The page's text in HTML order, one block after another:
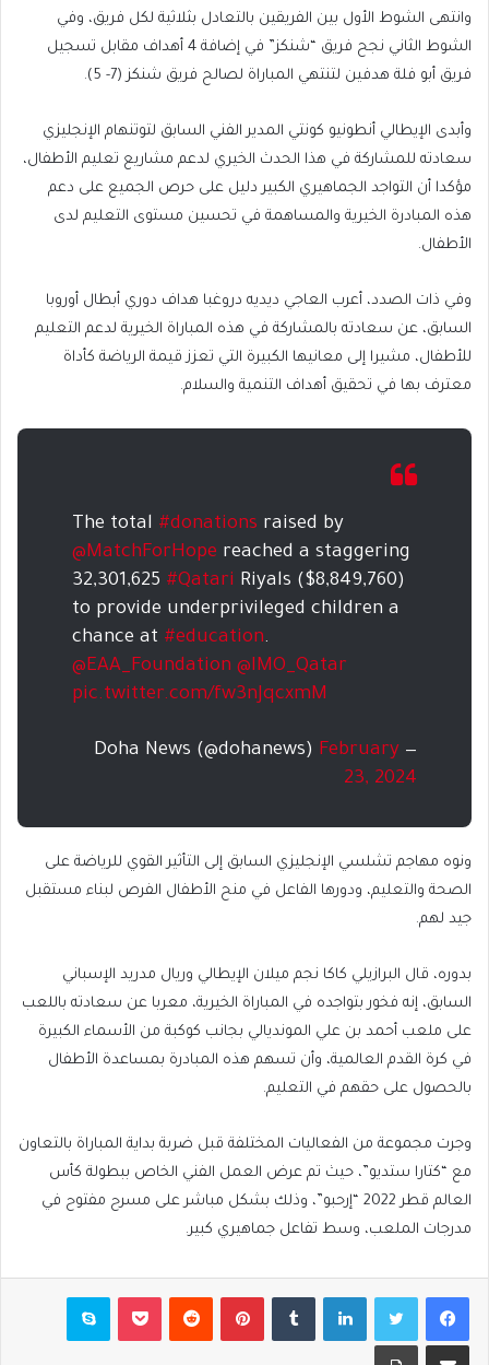
وانتهى الشوط الأول بين الفريقين بالتعادل بثلاثية لكل فريق، وفي
الشوط الثاني نجح فريق “شنكز” في إضافة 4 أهداف مقابل تسجيل
فريق أبو فلة هدفين لتنتهي المباراة لصالح فريق شنكز (7- 5).
وأبدى الإيطالي أنطونيو كونتي المدير الفني السابق لتوتنهام الإنجليزي
سعادته للمشاركة في هذا الحدث الخيري لدعم مشاريع تعليم الأطفال،
مؤكدا أن التواجد الجماهيري الكبير دليل على حرص الجميع على دعم
هذه المبادرة الخيرية والمساهمة في تحسين مستوى التعليم لدى
الأطفال.
وفي ذات الصدد، أعرب العاجي ديديه دروغبا هداف دوري أبطال أوروبا
السابق، عن سعادته بالمشاركة في هذه المباراة الخيرية لدعم التعليم
للأطفال، مشيرا إلى معانيها الكبيرة التي تعزز قيمة الرياضة كأداة
معترف بها في تحقيق أهداف التنمية والسلام.
The total #donations raised by
@MatchForHope reached a staggering
32,301,625 #Qatari Riyals ($8,849,760)
to provide underprivileged children a
chance at #education.
@EAA_Foundation @IMO_Qatar
pic.twitter.com/fw3nJqcxmM
— Doha News (@dohanews)
February
23, 2024
ونوه مهاجم تشلسي الإنجليزي السابق إلى التأثير القوي للرياضة على
الصحة والتعليم، ودورها الفاعل في منح الأطفال الفرص لبناء مستقبل
جيد لهم.
بدوره، قال البرازيلي كاكا نجم ميلان الإيطالي وريال مدريد الإسباني
السابق، إنه فخور بتواجده في المباراة الخيرية، معربا عن سعادته باللعب
على ملعب أحمد بن علي المونديالي بجانب كوكبة من الأسماء الكبيرة
في كرة القدم العالمية، وأن تسهم هذه المبادرة بمساعدة الأطفال
بالحصول على حقهم في التعليم.
وجرت مجموعة من الفعاليات المختلفة قبل ضربة بداية المباراة بالتعاون
مع “كتارا ستديو”، حيث تم عرض العمل الفني الخاص ببطولة كأس
العالم قطر 2022 “إرحبو”، وذلك بشكل مباشر على مسرح مفتوح في
مدرجات الملعب، وسط تفاعل جماهيري كبير.
فيسبوكتويتر لينكدإن بينتيريست بوكيت سكايب
مشاركة عبر البريد طباعة